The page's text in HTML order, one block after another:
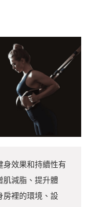
效果和持續性有
肌減脂、提升體
房裡的環境、設